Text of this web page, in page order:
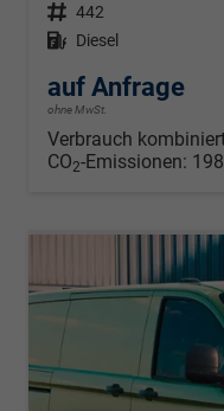
Fahrzeugnr. 442
Kraftstoff Diesel
auf Anfrage
ohne MwSt.
Verbrauch
CO2-Emissionen: